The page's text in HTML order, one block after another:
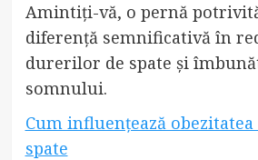
Amintiți-vă, o pernă
diferență semnificativă în
durerilor de spate și
somnului.
Cum influențează
spate